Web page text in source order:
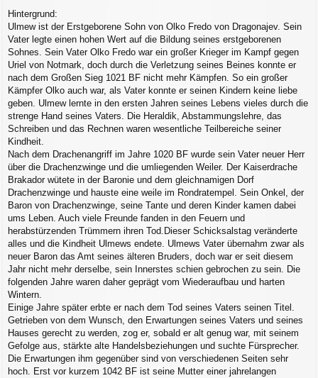
Hintergrund:
Ulmew ist der Erstgeborene Sohn von Olko Fredo von Dragonajev. Sein
Vater legte einen hohen Wert auf die Bildung seines erstgeborenen
Sohnes. Sein Vater Olko Fredo war ein großer Krieger im Kampf gegen
Uriel von Notmark, doch durch die Verletzung seines Beines konnte er
nach dem Großen Sieg 1021 BF nicht mehr Kämpfen. So ein großer
Kämpfer Olko auch war, als Vater konnte er seinen Kindern keine liebe
geben. Ulmew lernte in den ersten Jahren seines Lebens vieles durch die
strenge Hand seines Vaters. Die Heraldik, Abstammungslehre, das
Schreiben und das Rechnen waren wesentliche Teilbereiche seiner
Kindheit.
Nach dem Drachenangriff im Jahre 1020 BF wurde sein Vater neuer Herr
über die Drachenzwinge und die umliegenden Weiler. Der Kaiserdrache
Brakador wütete in der Baronie und dem gleichnamigen Dorf
Drachenzwinge und hauste eine weile im Rondratempel. Sein Onkel, der
Baron von Drachenzwinge, seine Tante und deren Kinder kamen dabei
ums Leben. Auch viele Freunde fanden in den Feuern und
herabstürzenden Trümmern ihren Tod.Dieser Schicksalstag veränderte
alles und die Kindheit Ulmews endete. Ulmews Vater übernahm zwar als
neuer Baron das Amt seines älteren Bruders, doch war er seit diesem
Jahr nicht mehr derselbe, sein Innerstes schien gebrochen zu sein. Die
folgenden Jahre waren daher geprägt vom Wiederaufbau und harten
Wintern.
Einige Jahre später erbte er nach dem Tod seines Vaters seinen Titel.
Getrieben von dem Wunsch, den Erwartungen seines Vaters und seines
Hauses gerecht zu werden, zog er, sobald er alt genug war, mit seinem
Gefolge aus, stärkte alte Handelsbeziehungen und suchte Fürsprecher.
Die Erwartungen ihm gegenüber sind von verschiedenen Seiten sehr
hoch. Erst vor kurzem 1042 BF ist seine Mutter einer jahrelangen